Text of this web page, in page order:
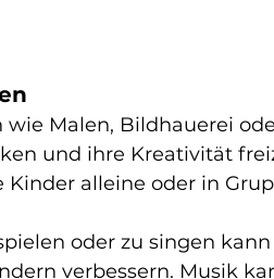
wie Malen, Bildhauerei
und ihre Kreativität
alleine oder in
oder zu singen
verbessern. Musik